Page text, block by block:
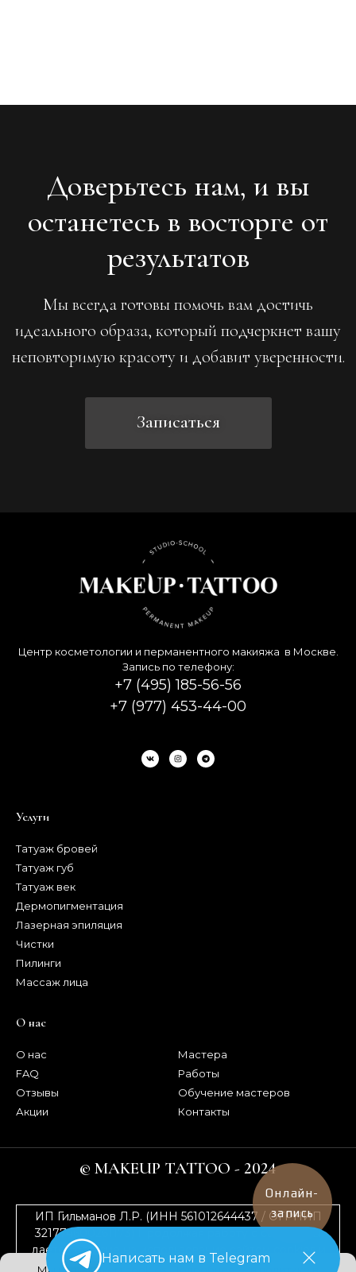
Доверьтесь нам, и вы
останетесь в восторге от
результатов
Мы всегда готовы помочь вам достичь
идеального образа, который подчеркнет вашу
неповторимую красоту и добавит уверенности.
Записаться
Центр косметологии и перманентного макияжа в Москве.
Запись по телефону:
+7 (495) 185-56-56
+7 (977) 453-44-00
Услуги
Татуаж бровей
Татуаж губ
Татуаж век
Дермопигментация
Лазерная эпиляция
Чистки
Пилинги
Массаж лица
О нас
О нас
FAQ
Отзывы
Акции
Мастера
Работы
Обучение мастеров
Контакты
© MAKEUP TATTOO - 2024
ИП Гильманов Л.Р. (ИНН 561012644437 / ОГРНИП
321774600261173) Продолжая работу с сайтом, вы
даете согласие на использование сайтом cookies и
на обработку персональных данных
Онлайн-
запись
Написать нам в Telegram